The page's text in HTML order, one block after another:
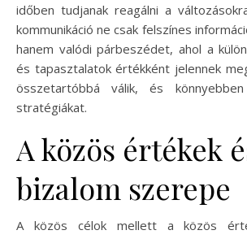
időben tudjanak reagálni a
kommunikáció ne csak felszínes
hanem valódi párbeszédet, ahol a
és tapasztalatok értékként jelennek
összetartóbbá válik, és
stratégiákat.
A közös értékek
bizalom szerepe
A közös célok mellett a közös